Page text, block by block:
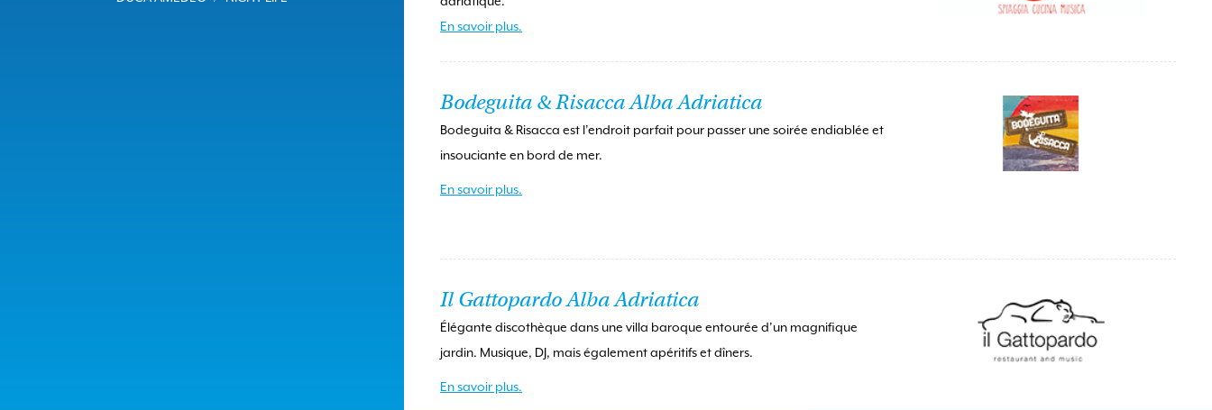
En savoir plus.
Bodeguita & Risacca Alba Adriatica
Bodeguita & Risacca est l’endroit parfait pour passer une soirée endiablée et
insouciante en bord de mer.
En savoir plus.
Il Gattopardo Alba Adriatica
Élégante discothèque dans une villa baroque entourée d’un magnifique
jardin. Musique, DJ, mais également apéritifs et dîners.
En savoir plus.